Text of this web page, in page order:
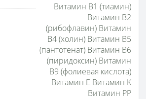
Витамин B1 (тиамин)
Витамин B2
(рибофлавин) Витамин
B4 (холин) Витамин B5
(пантотенат) Витамин B6
(пиридоксин) Витамин
B9 (фолиевая кислота)
Витамин E Витамин K
Витамин PP